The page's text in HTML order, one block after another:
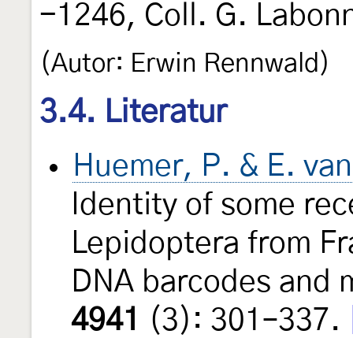
-1246, Coll. G.
(Autor: Erwin Rennwald)
3.4. Literatur
Huemer, P. & E.
Identity of some
Lepidoptera from
DNA barcodes
4941
(3): 301–337.